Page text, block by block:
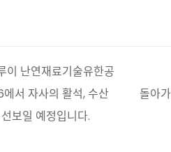
이 난연재료기술유한공
서 자사의 활석, 수산
보일 예정입니다.
돌아